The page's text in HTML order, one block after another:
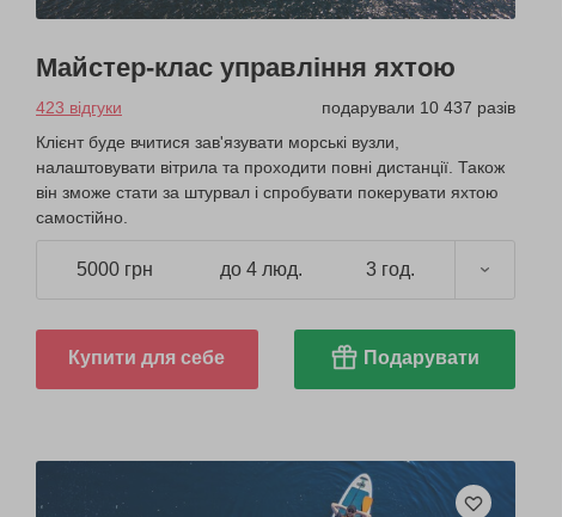
Майстер-клас управління яхтою
423 відгуки
подарували 10 437 разів
Клієнт буде вчитися зав'язувати морські вузли,
налаштовувати вітрила та проходити повні дистанції. Також
він зможе стати за штурвал і спробувати покерувати яхтою
самостійно.
5000 грн до 4 люд. 3 год.
Купити для себе Подарувати